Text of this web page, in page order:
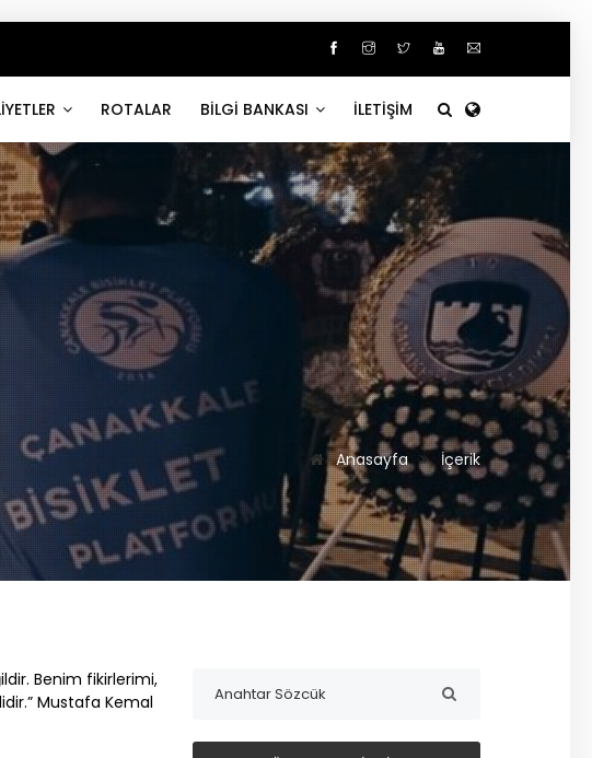
ROTALAR BİLGİ BANKASI İLETİŞİM
Anasayfa İçerik
Benim fikirlerimi,
Mustafa Kemal